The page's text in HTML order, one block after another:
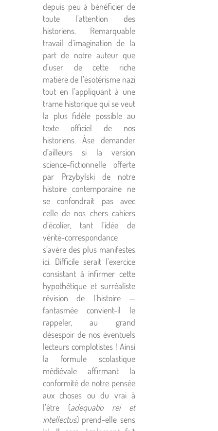
depuis peu à bénéficier de
toute l’attention des
historiens. Remarquable
travail d’imagination de la
part de notre auteur que
d’user de cette riche
matière de l’ésotérisme nazi
tout en l’appliquant à une
trame historique qui se veut
la plus fidèle possible au
texte officiel de nos
historiens. Àse demander
d’ailleurs si la version
science-fictionnelle offerte
par Przybylski de notre
histoire contemporaine ne
se confondrait pas avec
celle de nos chers cahiers
d’écolier, tant l’idée de
vérité-correspondance
s’avère des plus manifestes
ici. Difficile serait l’exercice
consistant à infirmer cette
hypothétique et surréaliste
révision de l’histoire —
fantasmée convient-il le
rappeler, au grand
désespoir de nos éventuels
lecteurs complotistes ! Ainsi
la formule scolastique
médiévale affirmant la
conformité de notre pensée
aux choses ou du vrai à
l’être (adequatio rei et
intellectus) prend-elle sens